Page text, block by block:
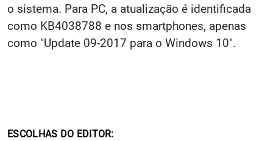
o sistema. Para PC, a atualização é identificada
como KB4038788 e nos smartphones, apenas
como "Update 09-2017 para o Windows 10".
ESCOLHAS DO EDITOR